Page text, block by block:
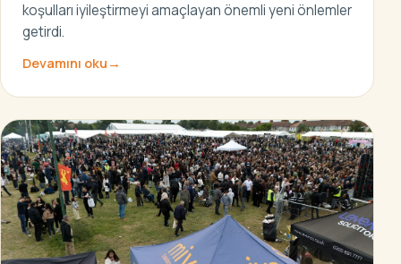
koşulları iyileştirmeyi amaçlayan önemli yeni önlemler
getirdi.
Devamını oku →